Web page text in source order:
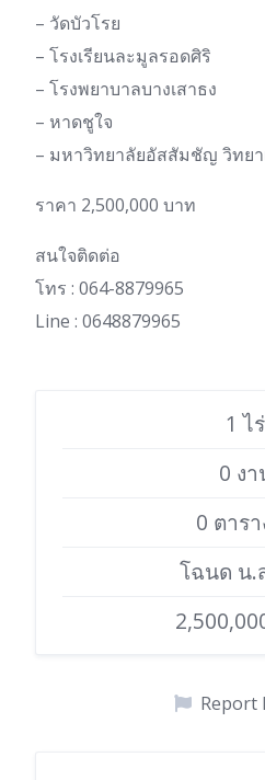
– วัดบัวโรย
– โรงเรียนละมูลรอดศิริ
– โรงพยาบาลบางเสาธง
– หาดชูใจ
– มหาวิทยาลัยอัสสัมชัญ วิทย
ราคา 2,500,000 บาท
สนใจติดต่อ
โทร : 064-8879965
Line : 0648879965
1 ไร่
0 ง
0 ตาร
โฉนด น.
Report